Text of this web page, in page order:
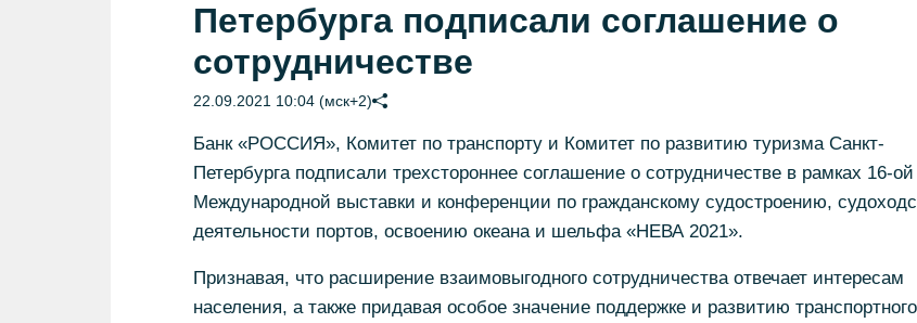
Петербурга подписали соглашение о
сотрудничестве
22.09.2021 10:04 (мск+2)
Банк «РОССИЯ», Комитет по транспорту и Комитет по развитию туризма Санкт-
Петербурга подписали трехстороннее соглашение о сотрудничестве в рамках 16-ой
Международной выставки и конференции по гражданскому судостроению,
деятельности портов, освоению океана и шельфа «НЕВА 2021».
Признавая, что расширение взаимовыгодного сотрудничества отвечает интересам
населения, а также придавая особое значение поддержке и развитию